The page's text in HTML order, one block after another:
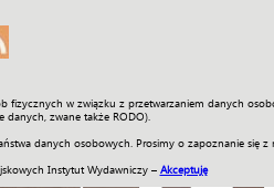
fizycznych w związku z przetwarzaniem danych
zwane także RODO).
danych osobowych. Prosimy o zapoznanie się z
Instytut Wydawniczy – Akceptuję
Wideo ENGLISH SKLEP